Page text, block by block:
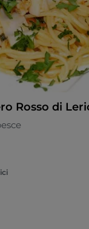
Rosso di